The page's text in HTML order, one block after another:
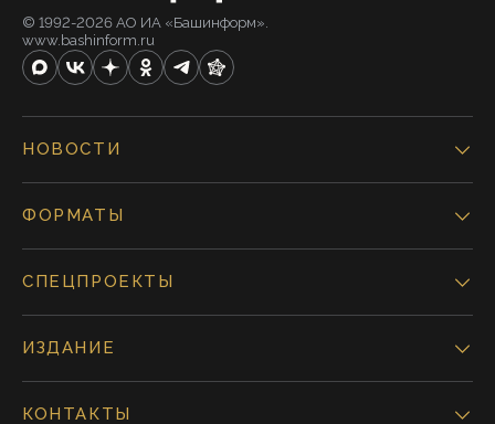
© 1992-2026 АО ИА «Башинформ».
www.bashinform.ru
НОВОСТИ
ФОРМАТЫ
СПЕЦПРОЕКТЫ
ИЗДАНИЕ
КОНТАКТЫ